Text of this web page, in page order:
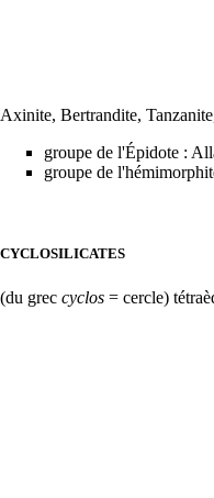
Axinite, Bertrandite, Tanzanite
groupe de l'Épidote :
groupe de
CYCLOSILICATES
(du grec cyclos = cercle)